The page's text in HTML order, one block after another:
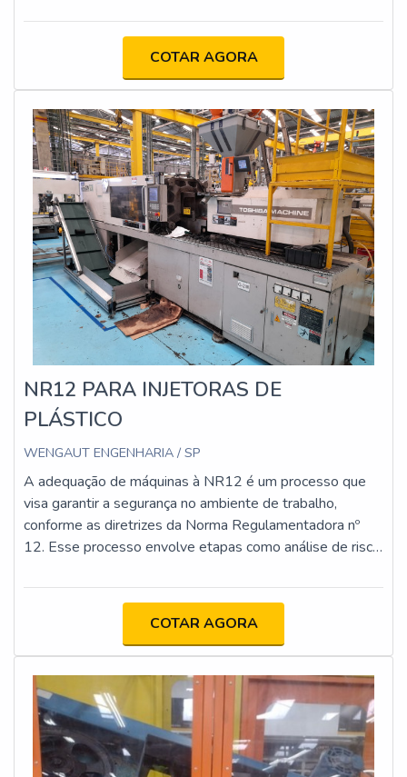
segurança, atualização da documentação técnica e
riscos de acidentes e assegurar que as máquinas
estejam em conformidade com os requisitos legais e
técnicos.
COTAR AGORA
NR12 PARA INJETORAS DE
PLÁSTICO
WENGAUT ENGENHARIA / SP
A adequação de máquinas à NR12 é um processo que
visa garantir a segurança no ambiente de trabalho,
conforme as diretrizes da Norma Regulamentadora nº
12. Esse processo envolve etapas como análise de risco,
segurança, atualização da documentação técnica e
riscos de acidentes e assegurar que as máquinas
estejam em conformidade com os requisitos legais e
técnicos.
COTAR AGORA